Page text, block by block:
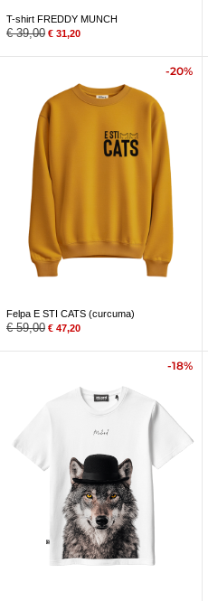
T-shirt FREDDY MUNCH
€39,00 € 31,20
-20%
Felpa E STI CATS (curcuma)
€59,00 € 47,20
-18%